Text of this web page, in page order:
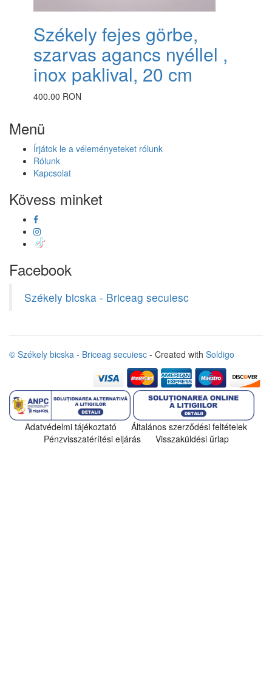
Székely fejes görbe,
szarvas agancs nyéllel ,
inox paklival, 20 cm
400.00 RON
Menü
Írjátok le a véleményeteket rólunk
Rólunk
Kapcsolat
Kövess minket
Facebook
Székely bicska - Briceag secuiesc
© Székely bicska - Briceag secuiesc - Created with Soldigo
Adatvédelmi tájékoztató
Általános szerződési feltételek
Pénzvisszatérítési eljárás
Visszaküldési űrlap